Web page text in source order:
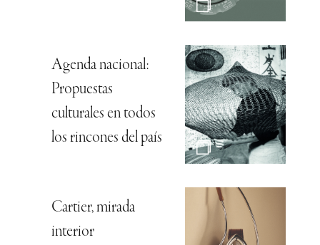
Agenda nacional:
Propuestas
culturales en todos
los rincones del país
Cartier, mirada
interior